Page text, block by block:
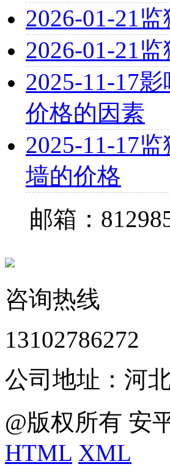
2026-01-21
2026-01-21
2025-11-17影
价格的因素
2025-11-17
墙的价格
邮箱：
咨询热线
13102786272
公司地址：河
@版权所有 安
HTML XML